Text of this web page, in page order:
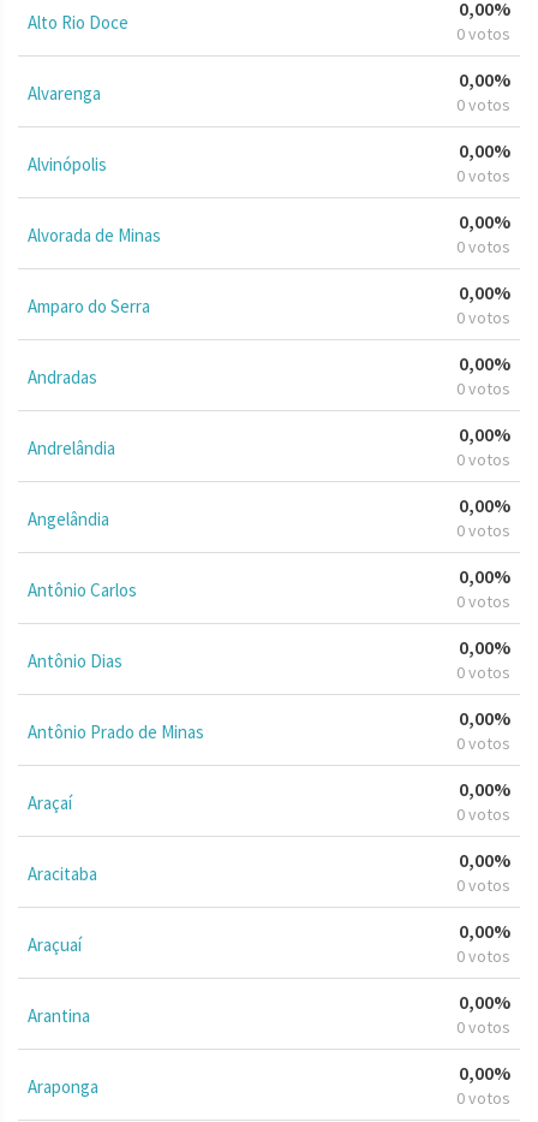
Alto Rio Doce
0,00%
0 votos
Alvarenga
0,00%
0 votos
Alvinópolis
0,00%
0 votos
Alvorada de Minas
0,00%
0 votos
Amparo do Serra
0,00%
0 votos
Andradas
0,00%
0 votos
Andrelândia
0,00%
0 votos
Angelândia
0,00%
0 votos
Antônio Carlos
0,00%
0 votos
Antônio Dias
0,00%
0 votos
Antônio Prado de Minas
0,00%
0 votos
Araçaí
0,00%
0 votos
Aracitaba
0,00%
0 votos
Araçuaí
0,00%
0 votos
Arantina
0,00%
0 votos
Araponga
0,00%
0 votos